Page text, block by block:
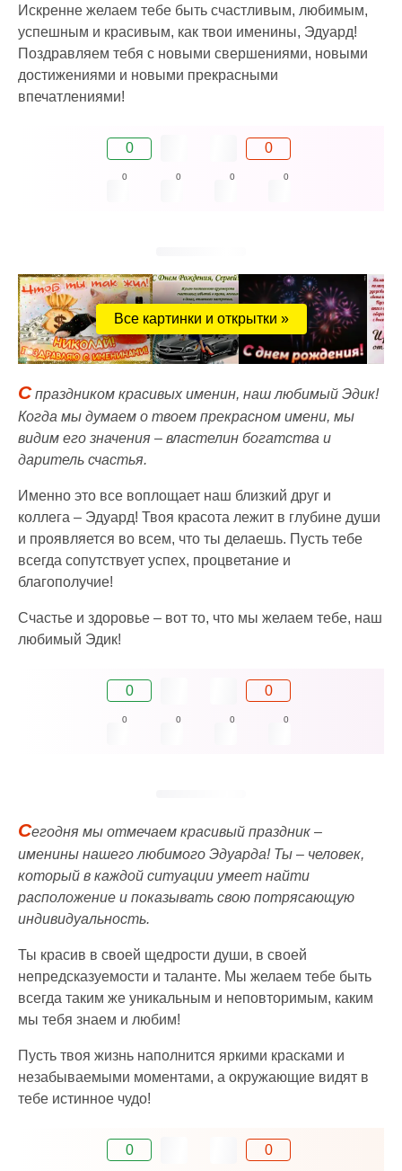
Искренне желаем тебе быть счастливым, любимым,
успешным и красивым, как твои именины, Эдуард!
Поздравляем тебя с новыми свершениями, новыми
достижениями и новыми прекрасными
впечатлениями!
0 0
0 0 0 0
Все картинки и открытки »
Спраздником красивых именин, наш любимый Эдик!
Когда мы думаем о твоем прекрасном имени, мы
видим его значения – властелин богатства и
даритель счастья.
Именно это все воплощает наш близкий друг и
коллега – Эдуард! Твоя красота лежит в глубине души
и проявляется во всем, что ты делаешь. Пусть тебе
всегда сопутствует успех, процветание и
благополучие!
Счастье и здоровье – вот то, что мы желаем тебе, наш
любимый Эдик!
0 0
0 0 0 0
Сегодня мы отмечаем красивый праздник –
именины нашего любимого Эдуарда! Ты – человек,
который в каждой ситуации умеет найти
расположение и показывать свою потрясающую
индивидуальность.
Ты красив в своей щедрости души, в своей
непредсказуемости и таланте. Мы желаем тебе быть
всегда таким же уникальным и неповторимым, каким
мы тебя знаем и любим!
Пусть твоя жизнь наполнится яркими красками и
незабываемыми моментами, а окружающие видят в
тебе истинное чудо!
0 0